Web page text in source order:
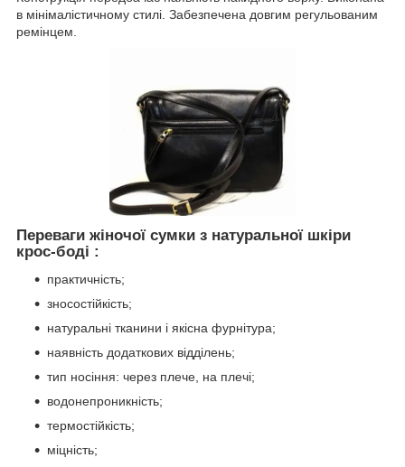
в мінімалістичному стилі. Забезпечена довгим регульованим
ремінцем.
Переваги жіночої сумки з натуральної шкіри
крос-боді :
практичність;
зносостійкість;
натуральні тканини і якісна фурнітура;
наявність додаткових відділень;
тип носіння: через плече, на плечі;
водонепроникність;
термостійкість;
міцність;